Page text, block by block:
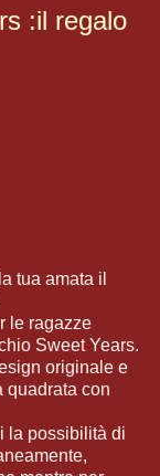
:il regalo
tua amata il
le ragazze
Sweet Years.
originale e
quadrata con
la possibilità di